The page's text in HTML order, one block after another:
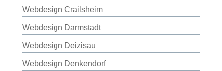
Webdesign Crailsheim
Webdesign Darmstadt
Webdesign Deizisau
Webdesign Denkendorf